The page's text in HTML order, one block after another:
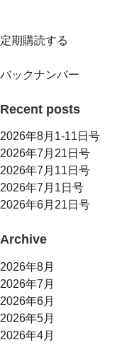
定期購読する
バックナンバー
Recent posts
2026年8月1-11日号
2026年7月21日号
2026年7月11日号
2026年7月1日号
2026年6月21日号
Archive
2026年8月
2026年7月
2026年6月
2026年5月
2026年4月